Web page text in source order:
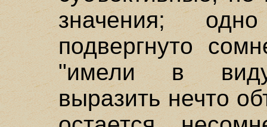
значения;
подвергнуто
"имели в виду"
выразить нечто